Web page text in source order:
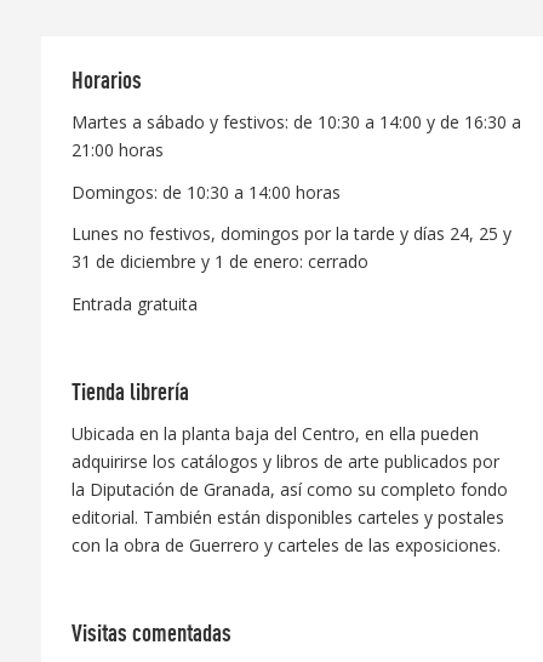
Horarios
Martes a sábado y festivos: de 10:30 a 14:00 y de 16:30 a
21:00 horas
Domingos: de 10:30 a 14:00 horas
Lunes no festivos, domingos por la tarde y días 24, 25 y
31 de diciembre y 1 de enero: cerrado
Entrada gratuita
Tienda librería
Ubicada en la planta baja del Centro, en ella pueden
adquirirse los catálogos y libros de arte publicados por
la Diputación de Granada, así como su completo fondo
editorial. También están disponibles carteles y postales
con la obra de Guerrero y carteles de las exposiciones.
Visitas comentadas